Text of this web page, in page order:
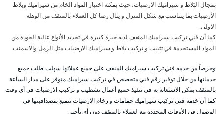
بمجال البَلاط و سيراميك الارضيات، حيث يمكنه اختيار المواد الخام من سيراميك وبلاط
الأرضِيات بما يتناسب مع شكل المنزل و ينال رضا كل العملاء بالمنقف من الوهله
الاولى.
كما أن فني تركيب سيراميك المنقف لديه خبرة كبيرة في تحديد الأنواع عالية الجودة من
المواد المستخدمة في تثبيت و تركيب بلاط و سيراميك الارضيات مثل الرمل والاسمنت.
وحرصاً من خدمه فني تركيب سيراميك المنقف على جميع عملائها سهلت طلب جميع
خدماتها من خلال توفير رقم فني متخصص في تركيب سيراميك متوفر على مدار الساعة
بالمنقف يمكن الاستعانة به في تنفيذ جميع أعمال تشطيب و تركيب الارضيات في أي وقت
كما أن خدمة فني تركيب سيراميك حمامات و رخام الارضيات تتمتع بمصداقيتها في
الوصول في الأوقات المحددة مع العملاء بالمنقف دون أي تأخير.